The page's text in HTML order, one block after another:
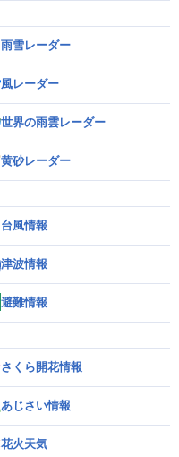
雨雪レーダー
風レーダー
世界の雨雲レーダー
黄砂レーダー
台風情報
津波情報
避難情報
さくら開花情報
あじさい情報
花火天気